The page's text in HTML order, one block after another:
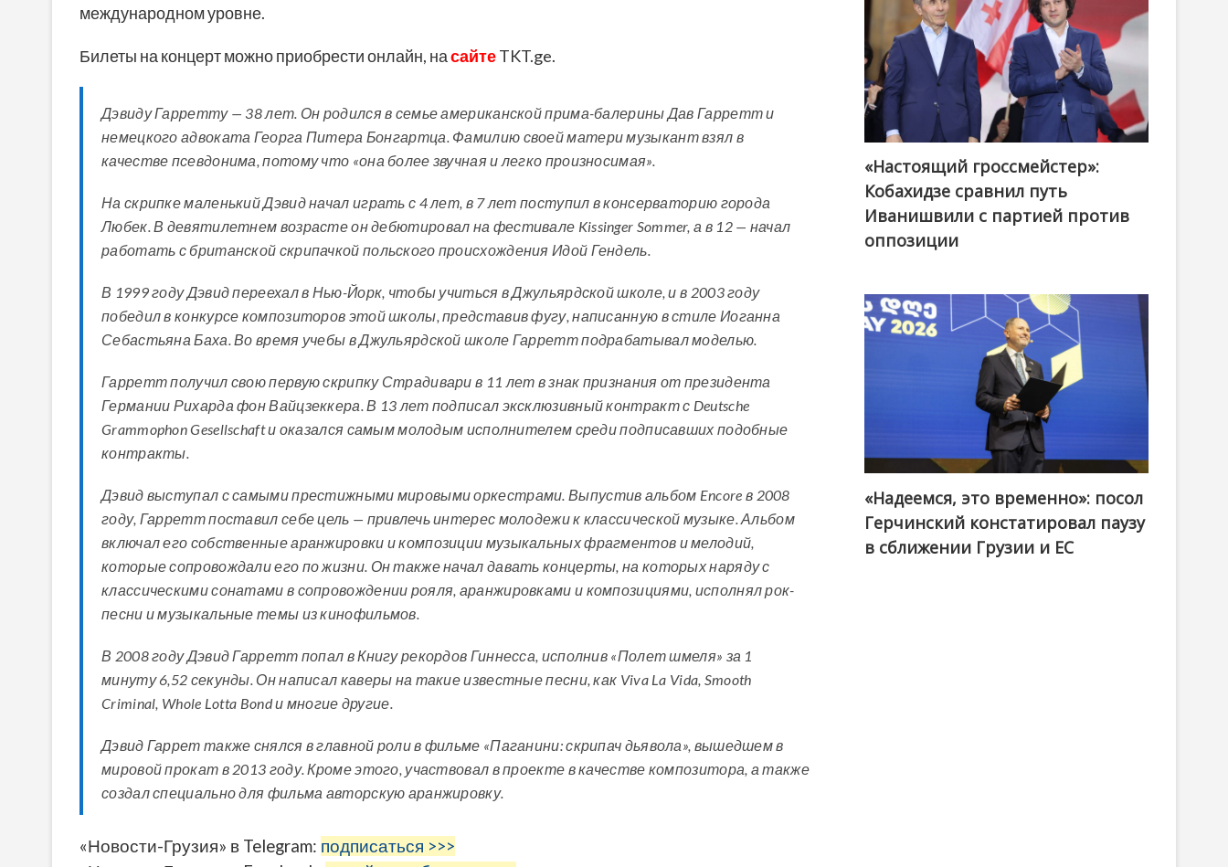
международном уровне.
Билеты на концерт можно приобрести онлайн, насайтеTKT.ge.
Дэвиду Гарретту — 38 лет. Он родился в семье американской прима-балерины Дав Гарретт и
немецкого адвоката Георга Питера Бонгартца. Фамилию своей матери музыкант взял в
качестве псевдонима, потому что «она более звучная и легко произносимая».
На скрипке маленький Дэвид начал играть с 4 лет, в 7 лет поступил в консерваторию города
Любек. В девятилетнем возрасте он дебютировал на фестивале Kissinger Sommer, а в 12 — начал
работать с британской скрипачкой польского происхождения Идой Гендель.
В 1999 году Дэвид переехал в Нью-Йорк, чтобы учиться в Джульярдской школе, и в 2003 году
победил в конкурсе композиторов этой школы, представив фугу, написанную в стиле Иоганна
Себастьяна Баха. Во время учебы в Джульярдской школе Гарретт подрабатывал моделью.
Гарретт получил свою первую скрипку Страдивари в 11 лет в знак признания от президента
Германии Рихарда фон Вайцзеккера. В 13 лет подписал эксклюзивный контракт с Deutsche
Grammophon Gesellschaft и оказался самым молодым исполнителем среди подписавших подобные
контракты.
Дэвид выступал с самыми престижными мировыми оркестрами. Выпустив альбом Encore в 2008
году, Гарретт поставил себе цель — привлечь интерес молодежи к классической музыке. Альбом
включал его собственные аранжировки и композиции музыкальных фрагментов и мелодий,
которые сопровождали его по жизни. Он также начал давать концерты, на которых наряду с
классическими сонатами в сопровождении рояля, аранжировками и композициями, исполнял рок-
песни и музыкальные темы из кинофильмов.
В 2008 году Дэвид Гарретт попал в Книгу рекордов Гиннесса, исполнив «Полет шмеля» за 1
минуту 6,52 секунды. Он написал каверы на такие известные песни, как Viva La Vida, Smooth
Criminal, Whole Lotta Bond и многие другие.
Дэвид Гаррет также снялся в главной роли в фильме «Паганини: скрипач дьявола», вышедшем в
мировой прокат в 2013 году. Кроме этого, участвовал в проекте в качестве композитора, а также
создал специально для фильма авторскую аранжировку.
«Новости-Грузия» в Telegram: подписаться >>>
@ქართული ოცნება / Georgian Dream
«Настоящий гроссмейстер»:
Кобахидзе сравнил путь
Иванишвили с партией против
оппозиции
«Надеемся, это временно»: посол
Герчинский констатировал паузу
в сближении Грузии и ЕС